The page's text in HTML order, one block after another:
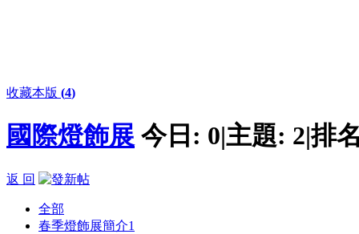
收藏本版 (4)
國際燈飾展 今日: 0|主題: 2|排
返 回
全部
春季燈飾展簡介1